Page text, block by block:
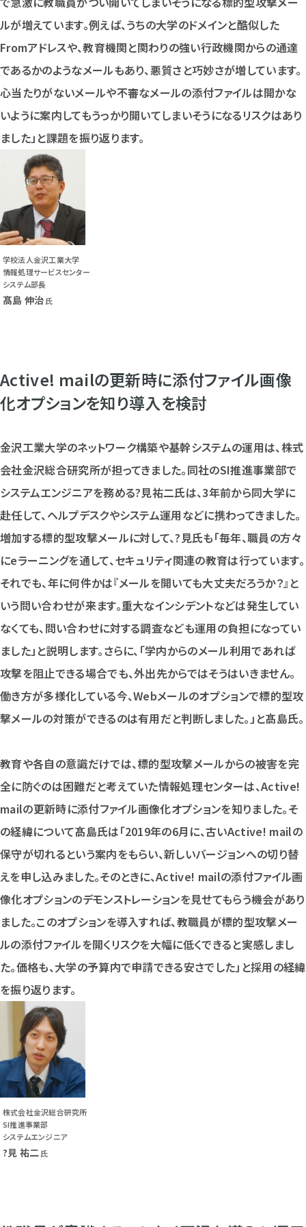
ルが増えています。例えば、うちの大学のドメインと酷似した
Fromアドレスや、教育機関と関わりの強い行政機関からの通達
であるかのようなメールもあり、悪質さと巧妙さが増しています。
心当たりがないメールや不審なメールの添付ファイルは開かな
いように案内してもうっかり開いてしまいそうになるリスクはあり
ました」と課題を振り返ります。
学校法人金沢工業大学
情報処理サービスセンター
システム部長
髙島 伸治氏
Active! mailの更新時に添付ファイル画像
化オプションを知り導入を検討
金沢工業大学のネットワーク構築や基幹システムの運用は、株式
会社金沢総合研究所が担ってきました。同社のSI推進事業部で
システムエンジニアを務める?見祐二氏は、3年前から同大学に
赴任して、ヘルプデスクやシステム運用などに携わってきました。
増加する標的型攻撃メールに対して、?見氏も「毎年、職員の方々
にeラーニングを通して、セキュリティ関連の教育は行っています。
それでも、年に何件かは『メールを開いても大丈夫だろうか？』と
いう問い合わせが来ます。重大なインシデントなどは発生してい
なくても、問い合わせに対する調査なども運用の負担になってい
ました」と説明します。さらに、「学内からのメール利用であれば
攻撃を阻止できる場合でも、外出先からではそうはいきません。
働き方が多様化している今、Webメールのオプションで標的型攻
撃メールの対策ができるのは有用だと判断しました。」と髙島氏。
教育や各自の意識だけでは、標的型攻撃メールからの被害を完
全に防ぐのは困難だと考えていた情報処理センターは、Active!
mailの更新時に添付ファイル画像化オプションを知りました。そ
の経緯について髙島氏は「2019年の6月に、古いActive! mailの
保守が切れるという案内をもらい、新しいバージョンへの切り替
えを申し込みました。そのときに、Active! mailの添付ファイル画
像化オプションのデモンストレーションを見せてもらう機会があり
ました。このオプションを導入すれば、教職員が標的型攻撃メー
ルの添付ファイルを開くリスクを大幅に低くできると実感しまし
た。価格も、大学の予算内で申請できる安さでした」と採用の経緯
を振り返ります。
株式会社金沢総合研究所
SI推進事業部
システムエンジニア
?見 祐二氏